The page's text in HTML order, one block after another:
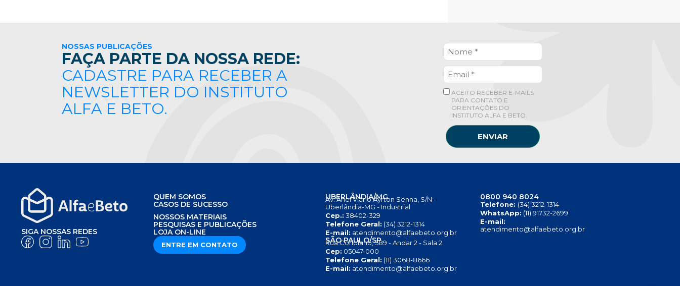
NOSSAS PUBLICAÇÕES
FAÇA PARTE DA NOSSA REDE:
CADASTRE PARA RECEBER A
NEWSLETTER DO INSTITUTO
ALFA E BETO.
ACEITO RECEBER E-MAILS
PARA CONTATO E
ORIENTAÇÕES DO
INSTITUTO ALFA E BETO.
ENVIAR
SIGA NOSSAS REDES
QUEM SOMOS
CASOS DE SUCESSO
NOSSOS MATERIAIS
PESQUISAS E PUBLICAÇÕES
LOJA ON-LINE
ENTRE EM CONTATO
UBERLÂNDIA/MG
Av. Anel Viário Ayrton Senna, S/N -
Uberlândia-MG - Industrial
Cep.: 38402-329
Telefone Geral: (34) 3212-1314
E-mail: atendimento@alfaebeto.org.br
SÃO PAULO/SP
Rua Coriolano, 589 - Andar 2 - Sala 2
Cep: 05047-000
Telefone Geral: (11) 3068-8666
E-mail: atendimento@alfaebeto.org.br
0800 940 8024
Telefone: (34) 3212-1314
WhatsApp: (11) 91732-2699
E-mail:
atendimento@alfaebeto.org.br